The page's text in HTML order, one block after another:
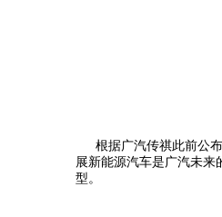
根据广汽传祺此前公布
展新能源汽车是广汽未来
型。